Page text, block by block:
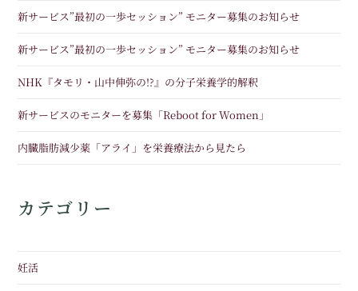
新サービス”最初の一歩セッション” モニター募集のお知らせ
新サービス”最初の一歩セッション” モニター募集のお知らせ
NHK『タモリ・山中伸弥の!?』の分子栄養学的解釈
新サービスのモニターを募集「Reboot for Women」
内臓脂肪減少薬「アライ」を栄養療法から見たら
カテゴリー
妊活